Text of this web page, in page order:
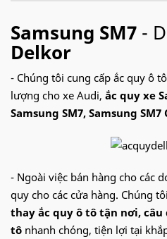
Samsung SM7 -
Delkor
- Chúng tôi cung cấp ắc quy ô tô
lượng cho xe Audi, ắc quy xe
Samsung SM7, Samsung
- Ngoài việc bán hàng cho các
quy cho các cửa hàng. Chúng
thay ắc quy ô tô tận nơi,
tô nhanh chóng, tiện lợi tại